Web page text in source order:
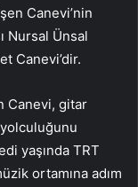
Canevi’nin
Nursal Ünsal
Canevi’dir.
Canevi, gitar
yaşında TRT
ortamına adım